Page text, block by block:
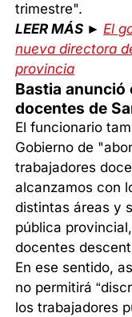
trimestre".
LEER MÁS ►El
nueva directora
provincia
Bastia anunció
docentes de
El funcionario
Gobierno de
trabajadores
alcanzamos con
distintas áreas y
pública
docentes
En ese sentido,
no permitirá
los trabajadores